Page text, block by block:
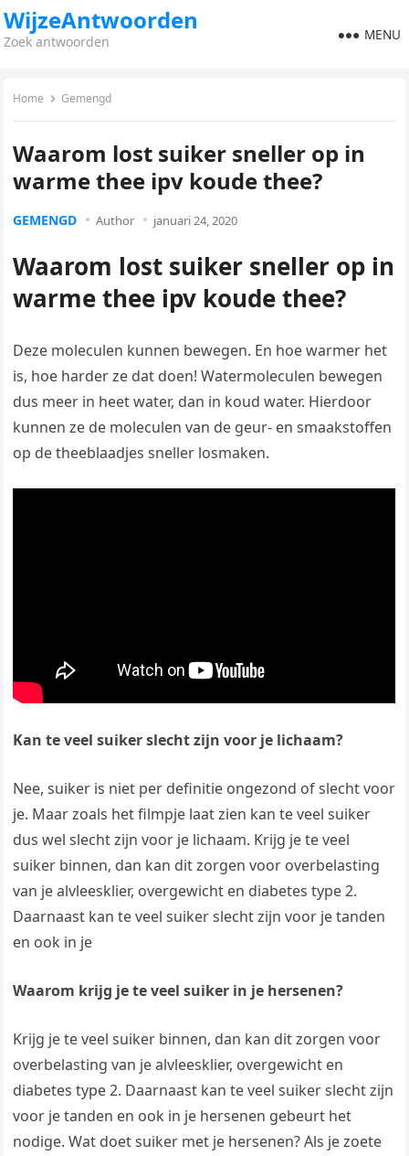
WijzeAntwoorden
Zoek antwoorden MENU
Home Gemengd
Waarom lost suiker sneller op in
warme thee ipv koude thee?
GEMENGD Author januari 24, 2020
Waarom lost suiker sneller op in
warme thee ipv koude thee?
Deze moleculen kunnen bewegen. En hoe warmer het
is, hoe harder ze dat doen! Watermoleculen bewegen
dus meer in heet water, dan in koud water. Hierdoor
kunnen ze de moleculen van de geur- en smaakstoffen
op de theeblaadjes sneller losmaken.
Kan te veel suiker slecht zijn voor je lichaam?
Nee, suiker is niet per definitie ongezond of slecht voor
je. Maar zoals het filmpje laat zien kan te veel suiker
dus wel slecht zijn voor je lichaam. Krijg je te veel
suiker binnen, dan kan dit zorgen voor overbelasting
van je alvleesklier, overgewicht en diabetes type 2.
Daarnaast kan te veel suiker slecht zijn voor je tanden
en ook in je
Waarom krijg je te veel suiker in je hersenen?
Krijg je te veel suiker binnen, dan kan dit zorgen voor
overbelasting van je alvleesklier, overgewicht en
diabetes type 2. Daarnaast kan te veel suiker slecht zijn
voor je tanden en ook in je hersenen gebeurt het
nodige. Wat doet suiker met je hersenen? Als je zoete